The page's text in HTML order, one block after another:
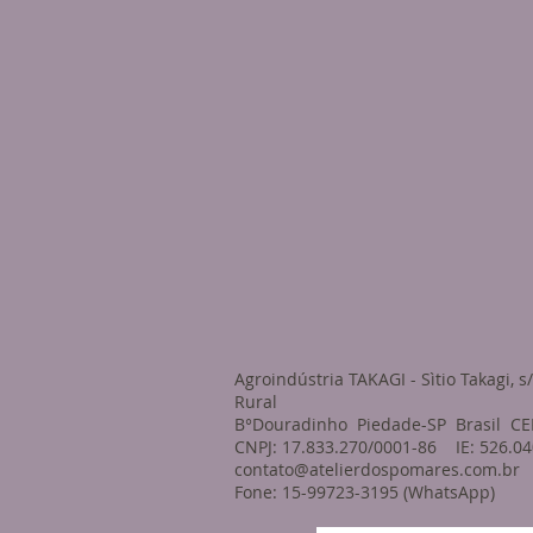
Agroindústria TAKAGI - Sìtio Takagi,
Rural
B°Douradinho Piedade-SP Brasil
CNPJ: 17.833.270/0001-86 IE:
contato@atelierdospomares.com.br
Fone: 15-99723-3195 (WhatsApp)